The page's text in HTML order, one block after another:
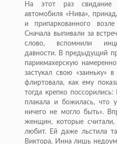
На этот раз свидание
автомобиля «Нива»,
и припаркованного
Сначала выпивали за
слово, вспомнили
давности. В предыдущий
парикмахерскую
застукал свою «заиньку»
флиртовала, как ему
тогда крепко
плакала и божилась, что
ничего не могло быть».
женщин, которые
любит. Ей даже льстила
Виктора, Инна лишь